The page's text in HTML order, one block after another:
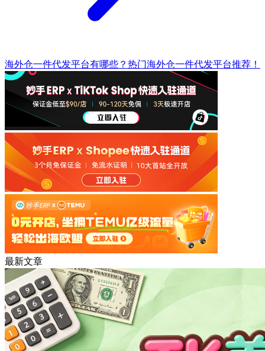
海外仓一件代发平台有哪些？热门海外仓一件代发平台推荐！
最新文章